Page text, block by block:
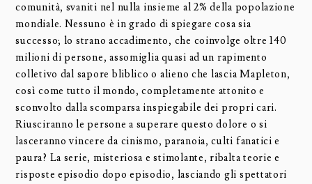
comunità, svaniti nel nulla insieme al 2% della popolazione
mondiale. Nessuno è in grado di spiegare cosa sia
successo; lo strano accadimento, che coinvolge oltre 140
milioni di persone, assomiglia quasi ad un rapimento
colletivo dal sapore bliblico o alieno che lascia Mapleton,
così come tutto il mondo, completamente attonito e
sconvolto dalla scomparsa inspiegabile dei propri cari.
Riusciranno le persone a superare questo dolore o si
lasceranno vincere da cinismo, paranoia, culti fanatici e
paura? La serie, misteriosa e stimolante, ribalta teorie e
risposte episodio dopo episodio, lasciando gli spettatori